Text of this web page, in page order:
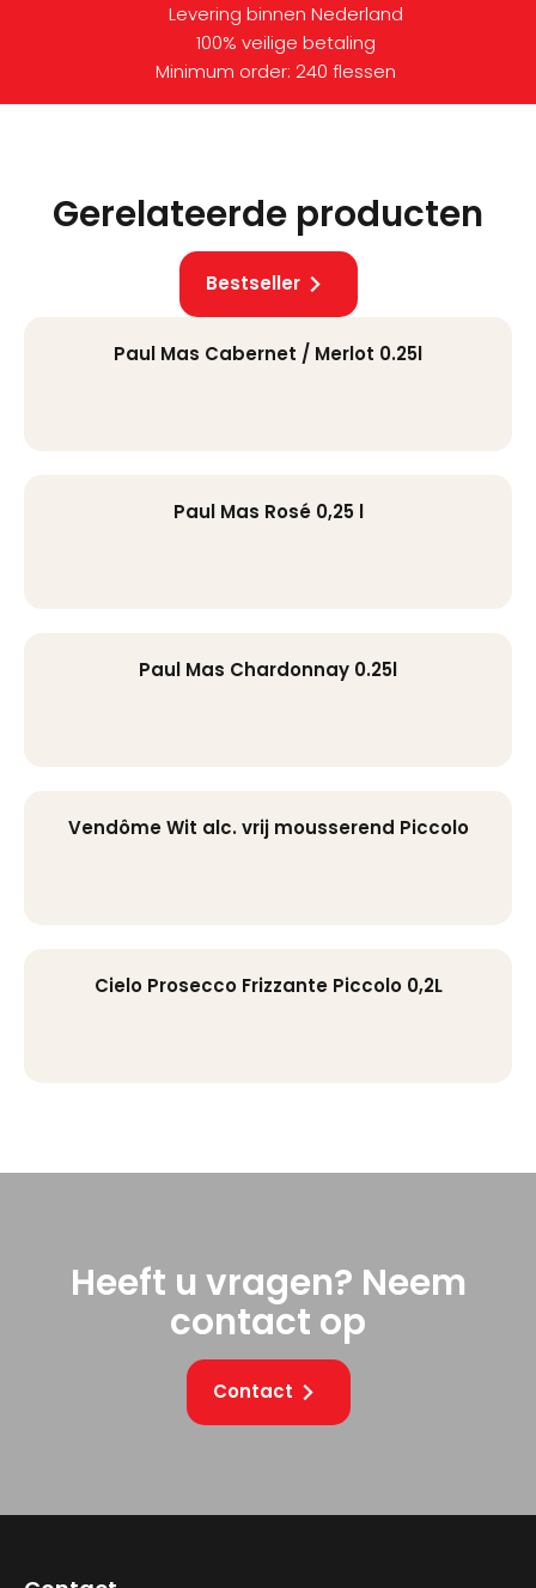
Levering binnen Nederland
100% veilige betaling
Minimum order: 240 flessen
Gerelateerde producten
Bestseller
Paul Mas Cabernet / Merlot 0.25l
Paul Mas Rosé 0,25 l
Paul Mas Chardonnay 0.25l
Vendôme Wit alc. vrij mousserend Piccolo
Cielo Prosecco Frizzante Piccolo 0,2L
Heeft u vragen? Neem
contact op
Contact